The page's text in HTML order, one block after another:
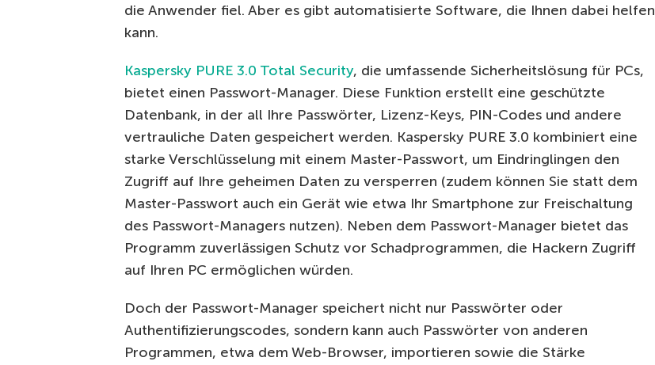
die Anwender fiel. Aber es gibt automatisierte Software, die Ihnen dabei helfen
kann.
Kaspersky PURE 3.0 Total Security, die umfassende Sicherheitslösung für PCs,
bietet einen Passwort-Manager. Diese Funktion erstellt eine geschützte
Datenbank, in der all Ihre Passwörter, Lizenz-Keys, PIN-Codes und andere
vertrauliche Daten gespeichert werden. Kaspersky PURE 3.0 kombiniert eine
starke Verschlüsselung mit einem Master-Passwort, um Eindringlingen den
Zugriff auf Ihre geheimen Daten zu versperren (zudem können Sie statt dem
Master-Passwort auch ein Gerät wie etwa Ihr Smartphone zur Freischaltung
des Passwort-Managers nutzen). Neben dem Passwort-Manager bietet das
Programm zuverlässigen Schutz vor Schadprogrammen, die Hackern Zugriff
auf Ihren PC ermöglichen würden.
Doch der Passwort-Manager speichert nicht nur Passwörter oder
Authentifizierungscodes, sondern kann auch Passwörter von anderen
Programmen, etwa dem Web-Browser, importieren sowie die Stärke